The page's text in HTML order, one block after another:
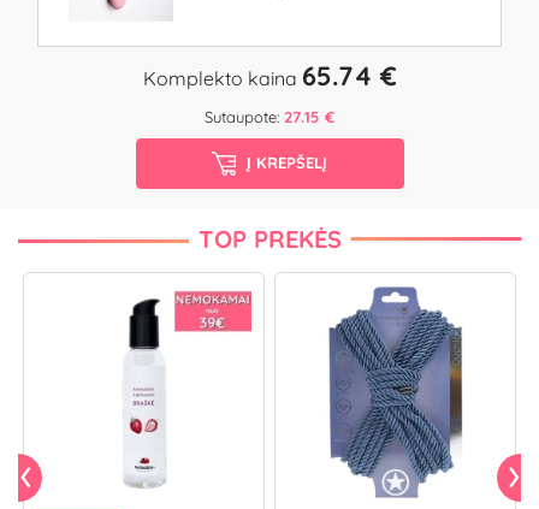
Komplekto kaina 65.74 €
Sutaupote: 27.15 €
Į KREPŠELĮ
TOP PREKĖS